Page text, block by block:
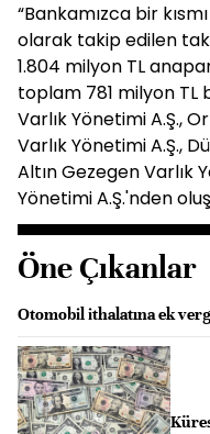
“Bankamızca bir
olarak takip edilen
1.804 milyon TL
toplam 781 milyon TL
Varlık Yönetimi A.Ş.,
Varlık Yönetimi A.Ş.,
Altın Gezegen Varlık
Yönetimi A.Ş.'nden
Öne Çıkanlar
Otomobil ithalatına ek